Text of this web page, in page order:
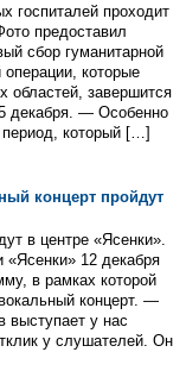
госпиталей проходит
предоставил
сбор гуманитарной
которые
областей, завершится
декабря. — Особенно
который […]
концерт пройдут
в центре «Ясенки».
«Ясенки» 12 декабря
в рамках которой
концерт. —
у нас
у слушателей. Он